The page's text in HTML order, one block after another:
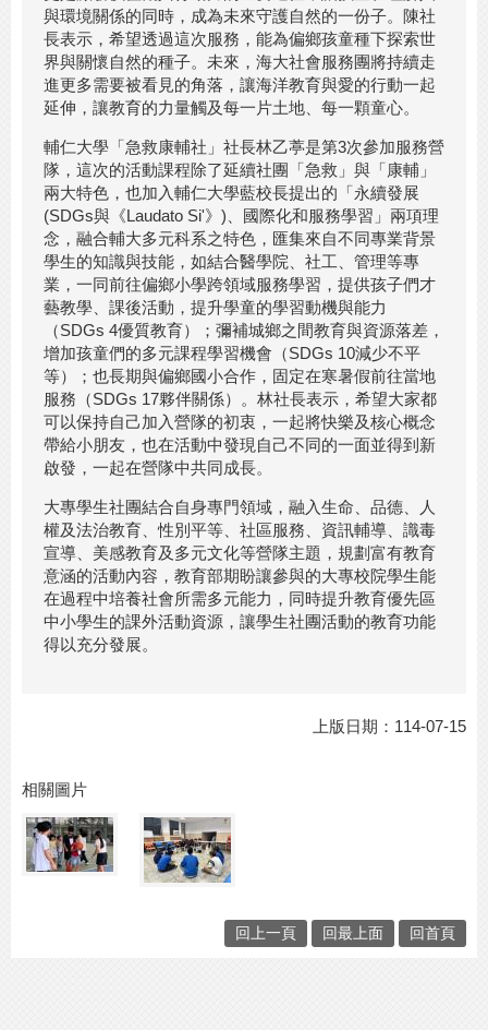
與環境關係的同時，成為未來守護自然的一份子。陳社
長表示，希望透過這次服務，能為偏鄉孩童種下探索世
界與關懷自然的種子。未來，海大社會服務團將持續走
進更多需要被看見的角落，讓海洋教育與愛的行動一起
延伸，讓教育的力量觸及每一片土地、每一顆童心。
輔仁大學「急救康輔社」社長林乙葶是第3次參加服務營
隊，這次的活動課程除了延續社團「急救」與「康輔」
兩大特色，也加入輔仁大學藍校長提出的「永續發展
(SDGs與《Laudato Si'》)、國際化和服務學習」兩項理
念，融合輔大多元科系之特色，匯集來自不同專業背景
學生的知識與技能，如結合醫學院、社工、管理等專
業，一同前往偏鄉小學跨領域服務學習，提供孩子們才
藝教學、課後活動，提升學童的學習動機與能力
（SDGs 4優質教育）；彌補城鄉之間教育與資源落差，
增加孩童們的多元課程學習機會（SDGs 10減少不平
等）；也長期與偏鄉國小合作，固定在寒暑假前往當地
服務（SDGs 17夥伴關係）。林社長表示，希望大家都
可以保持自己加入營隊的初衷，一起將快樂及核心概念
帶給小朋友，也在活動中發現自己不同的一面並得到新
啟發，一起在營隊中共同成長。
大專學生社團結合自身專門領域，融入生命、品德、人
權及法治教育、性別平等、社區服務、資訊輔導、識毒
宣導、美感教育及多元文化等營隊主題，規劃富有教育
意涵的活動內容，教育部期盼讓參與的大專校院學生能
在過程中培養社會所需多元能力，同時提升教育優先區
中小學生的課外活動資源，讓學生社團活動的教育功能
得以充分發展。
上版日期：114-07-15
相關圖片
回上一頁 回最上面 回首頁